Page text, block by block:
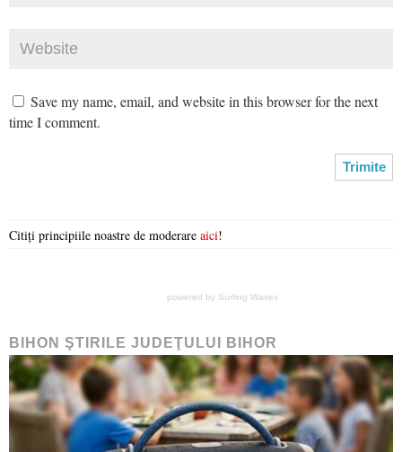
Save my name, email, and website in this browser for the next
time I comment.
Citiți principiile noastre de moderare aici!
powered by Surfing Waves
BIHON ŞTIRILE JUDEŢULUI BIHOR